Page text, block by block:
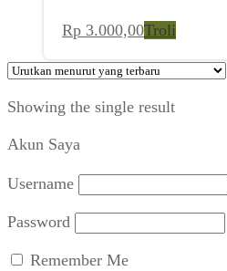
Rp 3.000,00Troli
Showing the single result
Akun Saya
Username
Password
Remember Me